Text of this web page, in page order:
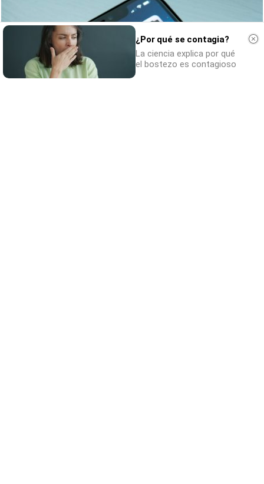
¿Por qué se contagia?
La ciencia explica por qué
el bostezo es contagioso